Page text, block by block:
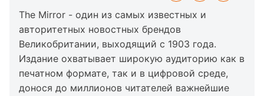
The Mirror - один из самых известных и
авторитетных новостных брендов
Великобритании, выходящий с 1903 года.
Издание охватывает широкую аудиторию как в
печатном формате, так и в цифровой среде,
донося до миллионов читателей важнейшие